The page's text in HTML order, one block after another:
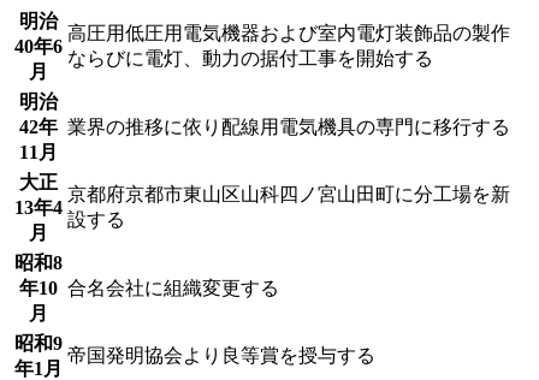
明治
40年6
月
高圧用低圧用電気機器および室内電灯装飾品の製作
ならびに電灯、動力の据付工事を開始する
明治
42年
11月
業界の推移に依り配線用電気機具の専門に移行する
大正
13年4
月
京都府京都市東山区山科四ノ宮山田町に分工場を新
設する
昭和8
年10
月
合名会社に組織変更する
昭和9
年1月
帝国発明協会より良等賞を授与する